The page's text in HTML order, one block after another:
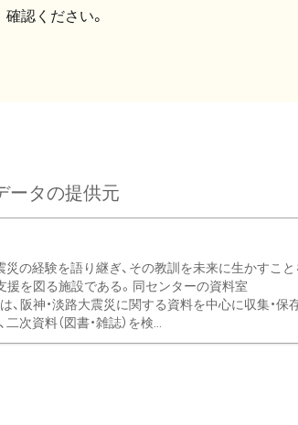
確認ください。
ータの提供元
災の経験を語り継ぎ、その教訓を未来に生かすこ
援を図る施設である。同センターの資料室
阪神・淡路大震災に関する資料を中心に収集・保
次資料（図書・雑誌）を検...